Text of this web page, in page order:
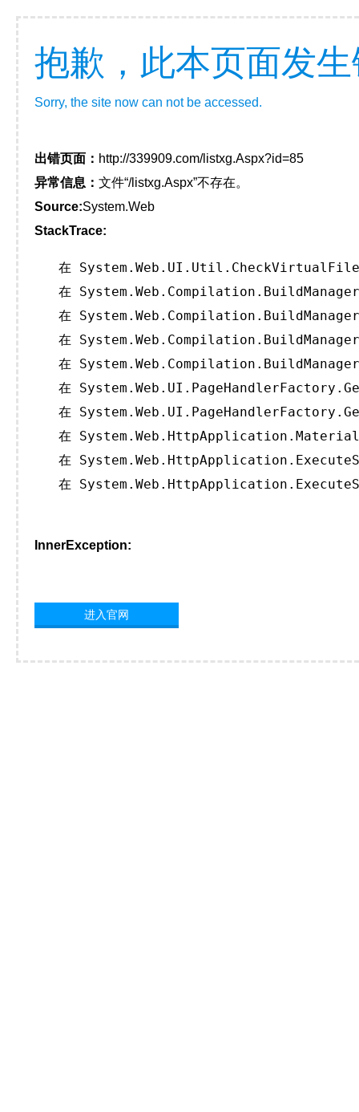
抱歉，此本页面发
Sorry, the site now can not be accessed.
出错页面： http://339909.com/listxg.Aspx?id=85
异常信息： 文件“/listxg.Aspx”不存在。
Source:System.Web
StackTrace:
在
在
在
在
在
在
在
在
在
在
InnerException:
进入官网